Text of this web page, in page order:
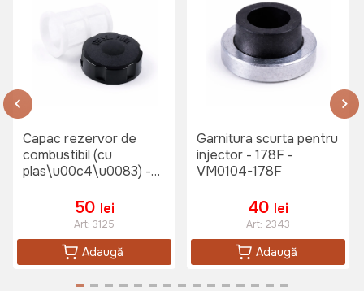
Capac rezervor de
combustibil (cu
plas\u00c4\u0083) -
50 lei
Art: 3125
Adaugă
Garnitura scurta pentru
injector - 178F -
VM0104-178F
40 lei
Art: 2343
Adaugă